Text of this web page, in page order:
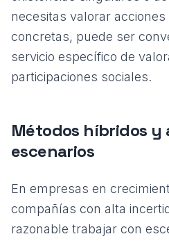
necesitas valorar
concretas, puede ser
servicio específico de
participaciones sociales.
Métodos híbridos y
escenarios
En empresas en
compañías con alta
razonable trabajar con